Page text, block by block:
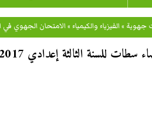
جهوية »الفيزياء والكيمياء »الامتحان الجهوي في
للسنة الثالثة إعدادي 2017